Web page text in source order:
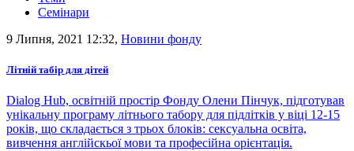
Семінари
9 Липня, 2021 12:32, Новини фонду
Літній табір для дітей
Dialog Hub, освітній простір Фонду Олени Пінчук, підготував
унікальну програму літнього табору для підлітків у віці 12-15
років, що складається з трьох блоків: сексуальна освіта,
вивчення англійскьої мови та професійна орієнтація.